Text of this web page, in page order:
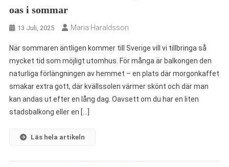
oas i sommar
13 Juli, 2025 Maria Haraldsson
När sommaren äntligen kommer till Sverige vill vi tillbringa så
mycket tid som möjligt utomhus. För många är balkongen den
naturliga förlängningen av hemmet – en plats där morgonkaffet
smakar extra gott, där kvällssolen värmer skönt och där man
kan andas ut efter en lång dag. Oavsett om du har en liten
stadsbalkong eller en […]
Läs hela artikeln